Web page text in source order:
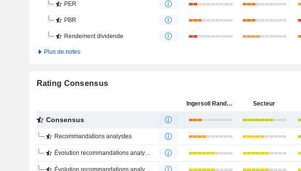
PER
PBR
Rendement dividende
Plus de notes
Rating Consensus
Ingersoll Rand Inc. Secteur
Consensus
Recommandations analystes
Évolution recommandations analystes 1 an
Évolution recommandations analystes 4 mois